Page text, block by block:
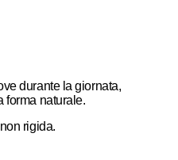
durante la giornata,
forma naturale.
rigida.